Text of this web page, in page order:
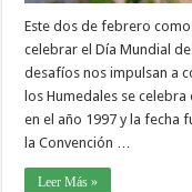
Este dos de febrero
celebrar el Día Mundial
desafíos nos impulsan a
los Humedales se
en el año 1997 y la fecha
la Convención …
Leer Más »